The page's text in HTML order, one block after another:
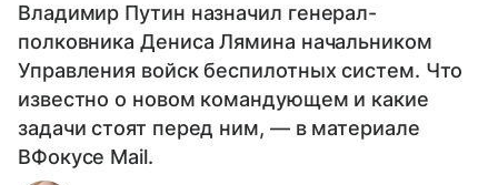
Владимир Путин назначил генерал-
полковника Дениса Лямина начальником
Управления войск беспилотных систем. Что
известно о новом командующем и какие
задачи стоят перед ним, — в материале
ВФокусе Mail.